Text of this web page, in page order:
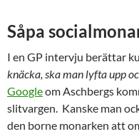
Såpa
I en GP intervju berättar
knäcka, ska man lyfta upp
Googleom Aschbergs
slitvargen. Kanske man
den borne monarken att